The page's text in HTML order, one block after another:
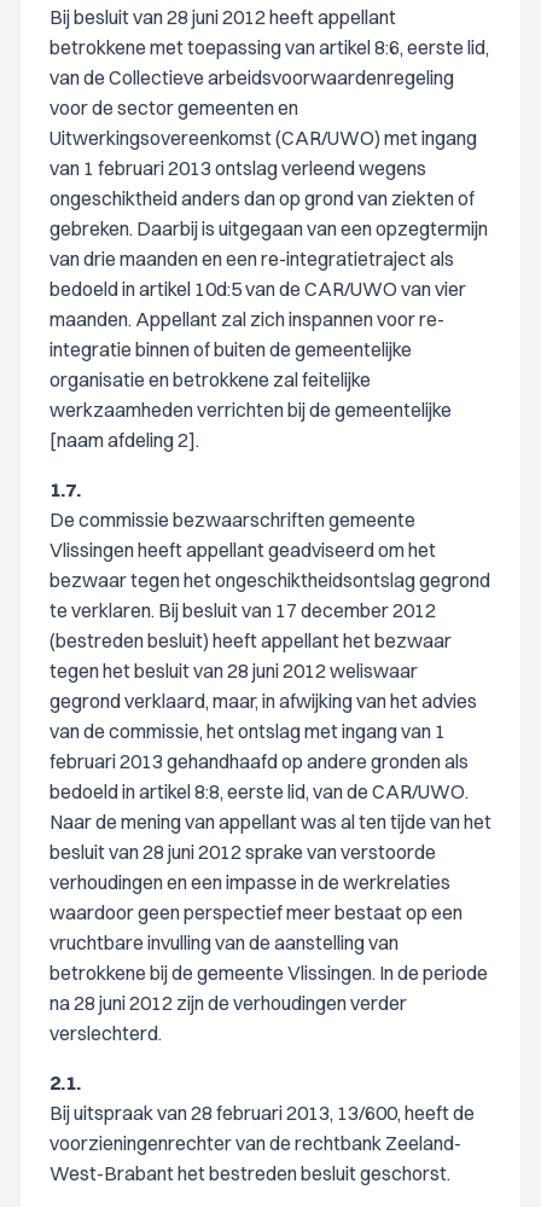
Bij besluit van 28 juni 2012 heeft appellant
betrokkene met toepassing van artikel 8:6, eerste lid,
van de Collectieve arbeidsvoorwaardenregeling
voor de sector gemeenten en
Uitwerkingsovereenkomst (CAR/UWO) met ingang
van 1 februari 2013 ontslag verleend wegens
ongeschiktheid anders dan op grond van ziekten of
gebreken. Daarbij is uitgegaan van een opzegtermijn
van drie maanden en een re-integratietraject als
bedoeld in artikel 10d:5 van de CAR/UWO van vier
maanden. Appellant zal zich inspannen voor re-
integratie binnen of buiten de gemeentelijke
organisatie en betrokkene zal feitelijke
werkzaamheden verrichten bij de gemeentelijke
[naam afdeling 2].
1.7.
De commissie bezwaarschriften gemeente
Vlissingen heeft appellant geadviseerd om het
bezwaar tegen het ongeschiktheidsontslag gegrond
te verklaren. Bij besluit van 17 december 2012
(bestreden besluit) heeft appellant het bezwaar
tegen het besluit van 28 juni 2012 weliswaar
gegrond verklaard, maar, in afwijking van het advies
van de commissie, het ontslag met ingang van 1
februari 2013 gehandhaafd op andere gronden als
bedoeld in artikel 8:8, eerste lid, van de CAR/UWO.
Naar de mening van appellant was al ten tijde van het
besluit van 28 juni 2012 sprake van verstoorde
verhoudingen en een impasse in de werkrelaties
waardoor geen perspectief meer bestaat op een
vruchtbare invulling van de aanstelling van
betrokkene bij de gemeente Vlissingen. In de periode
na 28 juni 2012 zijn de verhoudingen verder
verslechterd.
2.1.
Bij uitspraak van 28 februari 2013, 13/600, heeft de
voorzieningenrechter van de rechtbank Zeeland-
West-Brabant het bestreden besluit geschorst.